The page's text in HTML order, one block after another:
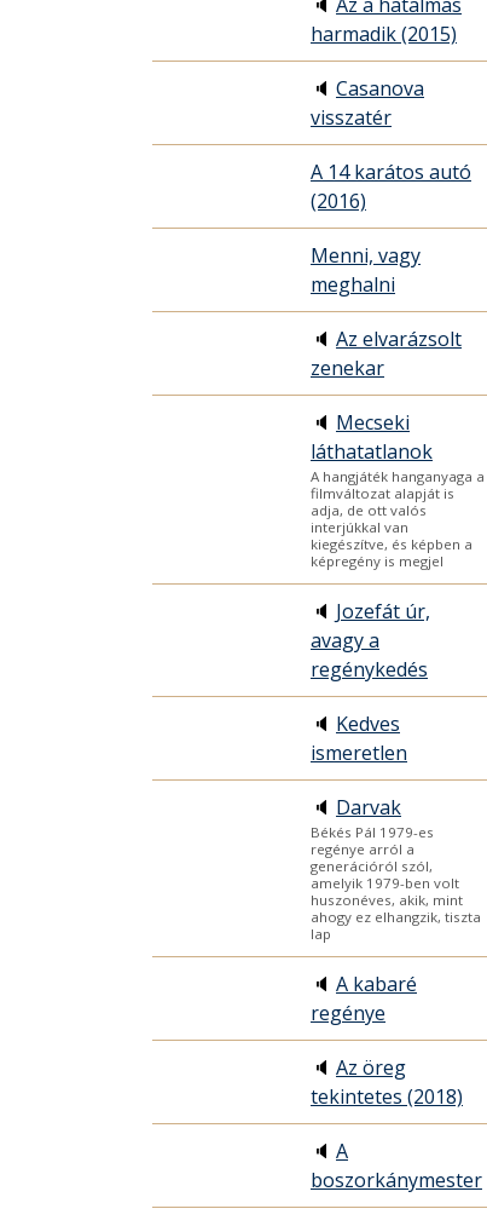
harmadik (2015)
🔈 Casanova
visszatér
A 14 karátos autó
(2016)
Menni, vagy
meghalni
🔈 Az elvarázsolt
zenekar
🔈 Mecseki
láthatatlanok
A hangjáték hanganyaga a
filmváltozat alapját is
adja, de ott valós
interjúkkal van
kiegészítve, és képben a
képregény is megjel
🔈 Jozefát úr,
avagy a
regénykedés
🔈 Kedves
ismeretlen
🔈 Darvak
Békés Pál 1979-es
regénye arról a
generációról szól,
amelyik 1979-ben volt
huszonéves, akik, mint
ahogy ez elhangzik, tiszta
lap
🔈 A kabaré
regénye
🔈 Az öreg
tekintetes (2018)
🔈 A
boszorkánymester